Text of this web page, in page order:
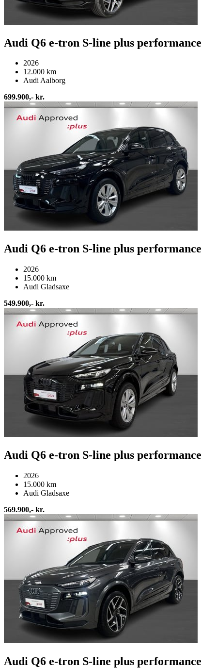
Audi Q6 e-tron S-line plus performance
2026
12.000 km
Audi Aalborg
699.900,- kr.
Audi Q6 e-tron S-line plus performance
2026
15.000 km
Audi Gladsaxe
549.900,- kr.
Audi Q6 e-tron S-line plus performance
2026
15.000 km
Audi Gladsaxe
569.900,- kr.
Audi Q6 e-tron S-line plus performance